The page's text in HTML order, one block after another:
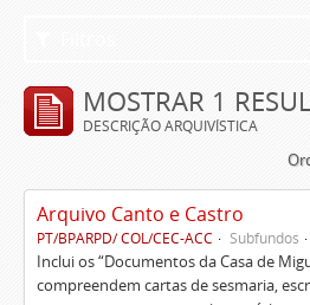
MOSTRAR 1
DESCRIÇÃO ARQUIVÍSTICA
Arquivo Canto e Castro
PT/BPARPD/ COL/CEC-ACC Subfundos
Inclui os “Documentos da Casa de
compreendem cartas de sesmaria,